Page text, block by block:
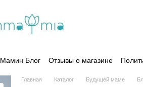
Мамин Блог Отзывы о магазине
Главная Каталог Будущей маме